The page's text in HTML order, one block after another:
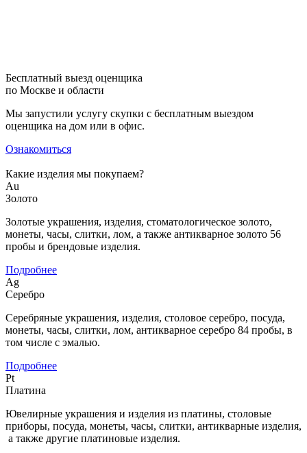
Бесплатный выезд оценщика
по Москве и области
Мы запустили услугу скупки с бесплатным выездом
оценщика на дом или в офис.
Ознакомиться
Какие изделия мы покупаем?
Au
Золото
Золотые украшения, изделия, стоматологическое золото,
монеты, часы, слитки, лом, а также антикварное золото 56
пробы и брендовые изделия.
Подробнее
Ag
Серебро
Серебряные украшения, изделия, столовое серебро, посуда,
монеты, часы, слитки, лом, антикварное серебро 84 пробы, в
том числе с эмалью.
Подробнее
Pt
Платина
Ювелирные украшения и изделия из платины, столовые
приборы, посуда, монеты, часы, слитки, антикварные изделия,
а также другие платиновые изделия.